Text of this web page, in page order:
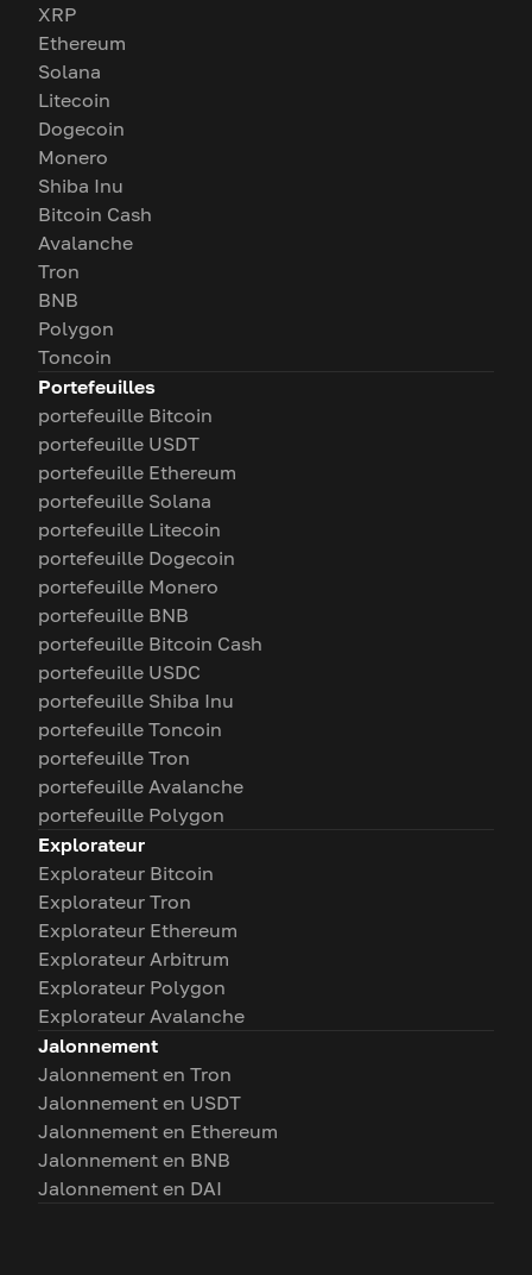
XRP
Ethereum
Solana
Litecoin
Dogecoin
Monero
Shiba Inu
Bitcoin Cash
Avalanche
Tron
BNB
Polygon
Toncoin
Portefeuilles
portefeuille Bitcoin
portefeuille USDT
portefeuille Ethereum
portefeuille Solana
portefeuille Litecoin
portefeuille Dogecoin
portefeuille Monero
portefeuille BNB
portefeuille Bitcoin Cash
portefeuille USDC
portefeuille Shiba Inu
portefeuille Toncoin
portefeuille Tron
portefeuille Avalanche
portefeuille Polygon
Explorateur
Explorateur Bitcoin
Explorateur Tron
Explorateur Ethereum
Explorateur Arbitrum
Explorateur Polygon
Explorateur Avalanche
Jalonnement
Jalonnement en Tron
Jalonnement en USDT
Jalonnement en Ethereum
Jalonnement en BNB
Jalonnement en DAI